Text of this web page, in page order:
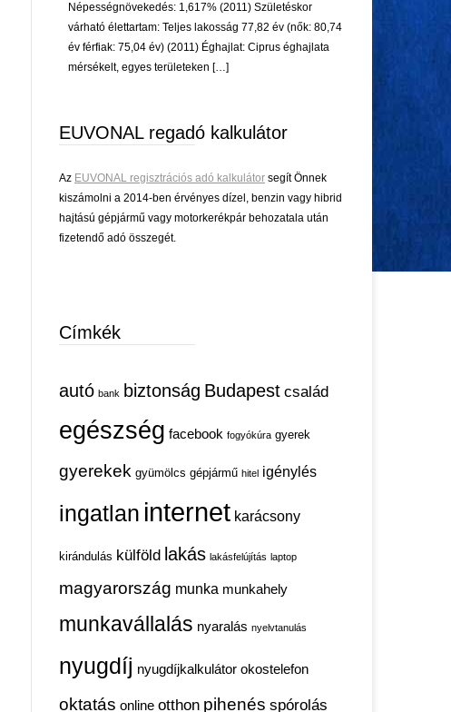
Népességnövekedés: 1,617% (2011) Születéskor
várható élettartam: Teljes lakosság 77,82 év (nők: 80,74
év férfiak: 75,04 év) (2011) Éghajlat: Ciprus éghajlata
mérsékelt, egyes területeken […]
EUVONAL regadó kalkulátor
Az EUVONAL regisztrációs adó kalkulátor segít Önnek
kiszámolni a 2014-ben érvényes dízel, benzin vagy hibrid
hajtású gépjármű vagy motorkerékpár behozatala után
fizetendő adó összegét.
Címkék
autó bank biztonság Budapest család
egészség facebook fogyókúra gyerek
gyerekek gyümölcs gépjármű hitel igénylés
ingatlan internet karácsony
kirándulás külföld lakás lakásfelújítás laptop
magyarország munka munkahely
munkavállalás nyaralás nyelvtanulás
nyugdíj nyugdíjkalkulátor okostelefon
oktatás online otthon pihenés spórolás